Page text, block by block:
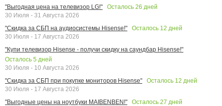
"Выгодная цена на телевизор LG!"
Осталось 26 дней
30 Июля - 31 Августа 2026
"Скидка за СБП на аудиосистемы Hisense!"
Осталось 12 дней
30 Июля - 17 Августа 2026
"Купи телевизор Hisense - получи скидку на саундбар Hisense!"
Осталось 5 дней
30 Июля - 10 Августа 2026
"Скидка за СБП при покупке мониторов Hisense"
Осталось 12 дней
30 Июля - 17 Августа 2026
"Выгодные цены на ноутбуки MAIBENBEN!"
Осталось 27 дней